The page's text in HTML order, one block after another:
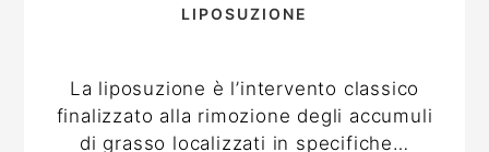
LIPOSUZIONE
La liposuzione è l’intervento classico
finalizzato alla rimozione degli accumuli
di grasso localizzati in specifiche…